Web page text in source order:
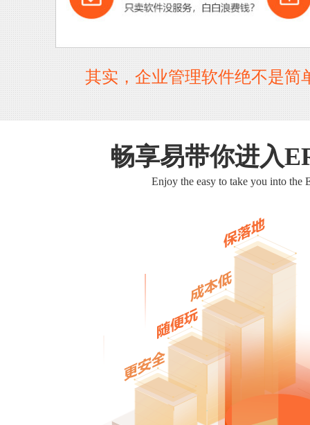
其实，企业管理软件绝不是
畅享易带你进入
Enjoy the easy to take you into the